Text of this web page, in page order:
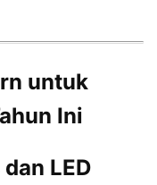
untuk
Ini
LED